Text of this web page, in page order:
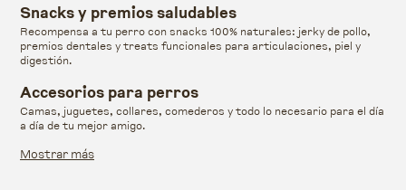
Snacks y premios saludables
Recompensa a tu perro con snacks 100% naturales: jerky de pollo,
premios dentales y treats funcionales para articulaciones, piel y
digestión.
Accesorios para perros
Camas, juguetes, collares, comederos y todo lo necesario para el día
a día de tu mejor amigo.
Mostrar más